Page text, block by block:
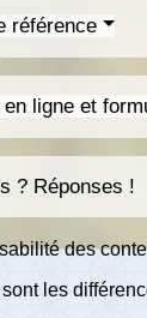
référence
ligne et
? Réponses !
des
les